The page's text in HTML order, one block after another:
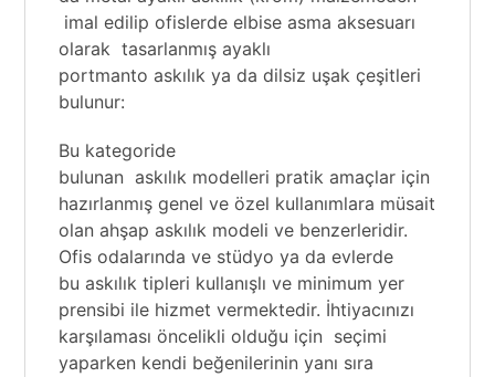
imal edilip ofislerde elbise asma aksesuarı
olarak tasarlanmış ayaklı
portmanto askılık ya dadilsiz uşakçeşitleri
bulunur:
Bu kategoride
bulunan askılık modelleri pratik amaçlar için
hazırlanmış genel ve özel kullanımlara müsait
olan ahşap askılık modeli ve benzerleridir.
Ofis odalarında ve stüdyo ya da evlerde
bu askılık tipleri kullanışlı ve minimum yer
prensibi ile hizmet vermektedir. İhtiyacınızı
karşılaması öncelikli olduğu için seçimi
yaparken kendi beğenilerinin yanı sıra